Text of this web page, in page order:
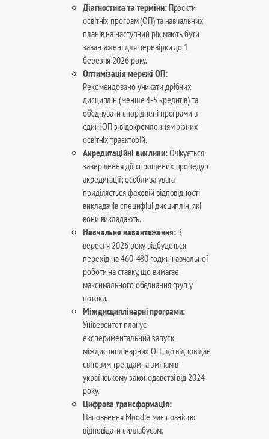
Діагностика та терміни:Проєкти
освітніх програм (ОП) та навчальних
планів на наступний рік мають бути
завантажені для перевірки до 1
березня 2026 року.
Оптимізація мережі ОП:
Рекомендовано уникати дрібних
дисциплін (менше 4-5 кредитів) та
об’єднувати споріднені програми в
єдині ОП з відокремленням різних
освітніх траєкторій.
Акредитаційні виклики:Очікується
завершення дії спрощених процедур
акредитації; особлива увага
приділяється фаховій відповідності
викладачів специфіці дисциплін, які
вони викладають.
Навчальне навантаження:З
вересня 2026 року відбудеться
перехід на 460-480 годин навчальної
роботи на ставку, що вимагає
максимального об’єднання груп у
потоки.
Міждисциплінарні програми:
Університет планує
експериментальний запуск
міждисциплінарних ОП, що відповідає
світовим трендам та змінам в
українському законодавстві від 2024
року.
Цифрова трансформація:
Наповнення Moodle має повністю
відповідати силлабусам;